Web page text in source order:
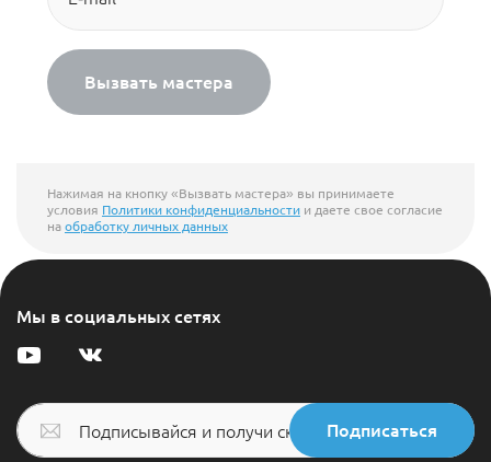
Вызвать мастера
Нажимая на кнопку «Вызвать мастера» вы принимаете
условия Политики конфиденциальности и даете свое согласие
наобработку личных данных
Мы в социальных сетях
Подписаться